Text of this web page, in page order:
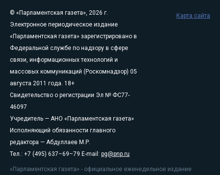
© «Парламентская газета», 2026 г.
Электронное периодическое издание
«Парламентская газета» зарегистрировано в
Федеральной службе по надзору в сфере
связи, информационных технологий и
массовых коммуникаций (Роскомнадзор) 05
августа 2011 года. 18+
Свидетельство о регистрации Эл № ФС77-
46097
Учредитель — АНО «Парламентская газета»
Исполняющий обязанности главного
редактора — Абдуллаев М.Р.
Тел.: +7 (495) 637–69–79 E-mail: pg@pnp.ru
«Парламентская газета» - официальное еженедельное издание
Карта сайта